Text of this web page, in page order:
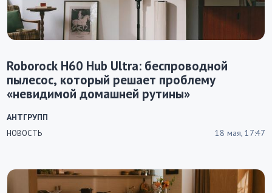
Roborock H60 Hub Ultra: беспроводной
пылесос, который решает проблему
«невидимой домашней рутины»
НОВОСТЬ 18 мая, 17:47
АНТГРУПП